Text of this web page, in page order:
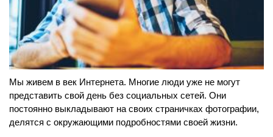
Мы живем в век Интернета. Многие люди уже не могут
представить свой день без социальных сетей. Они
постоянно выкладывают на своих страничках фотографии,
делятся с окружающими подробностями своей жизни.